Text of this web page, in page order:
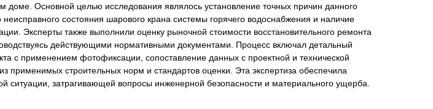
доме. Основной целью исследования являлось установление точных причин данного
состояния шарового крана системы горячего водоснабжения и наличие
Эксперты также выполнили оценку рыночной стоимости восстановительного ремонта
действующими нормативными документами. Процесс включал детальный
с применением фотофиксации, сопоставление данных с проектной и технической
применимых строительных норм и стандартов оценки. Эта экспертиза обеспечила
ситуации, затрагивающей вопросы инженерной безопасности и материального ущерба.